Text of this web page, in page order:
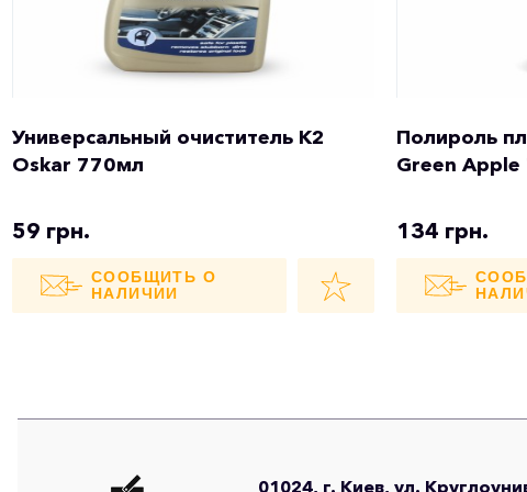
Универсальный очиститель K2
Oskar 770мл
59 грн.
СООБЩИТЬ О
НАЛИЧИИ
Полироль
Green
134 грн.
01024, г. Киев, ул.